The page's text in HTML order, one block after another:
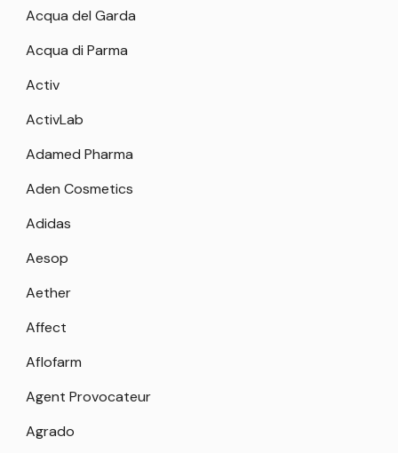
Acqua del Garda
Acqua di Parma
Activ
ActivLab
Adamed Pharma
Aden Cosmetics
Adidas
Aesop
Aether
Affect
Aflofarm
Agent Provocateur
Agrado